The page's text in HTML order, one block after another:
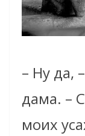
– Ну да,
дама. –
моих